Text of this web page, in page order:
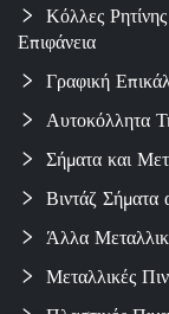
Κόλλες
Επιφάνεια
Γραφική
Αυτοκόλλητα
Σήματα και
Βιντάζ
Άλλα
Μεταλλικές